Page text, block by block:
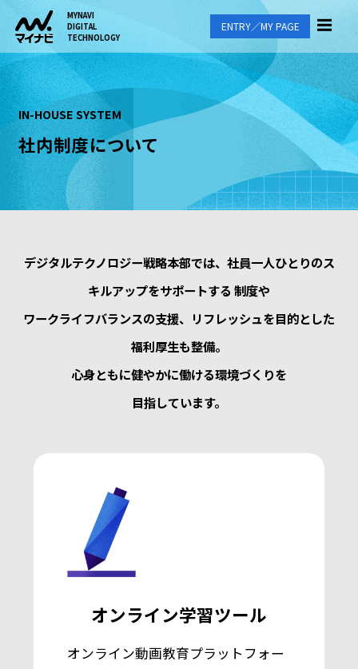
MYNAVI
DIGITAL
TECHNOLOGY
ENTRY／MY PAGE
IN-HOUSE SYSTEM
社内制度について
デジタルテクノロジー戦略本部では、社員一人ひとりのス
キルアップをサポートする 制度や
ワークライフバランスの支援、リフレッシュを目的とした
福利厚生も整備。
心身ともに健やかに働ける環境づくりを
目指しています。
オンライン学習ツール
オンライン動画教育プラットフォー